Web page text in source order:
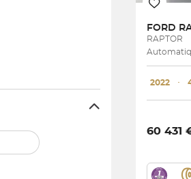
FORD
RAPTOR
2022 ･
60 431